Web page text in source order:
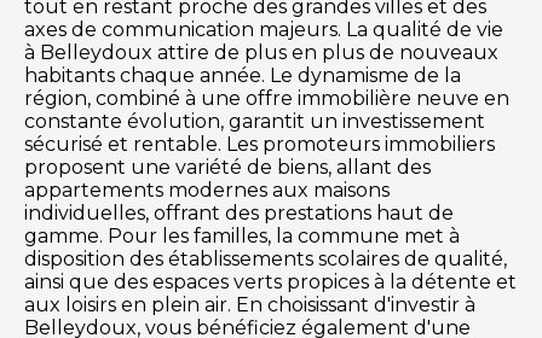
tout en restant proche des grandes villes et des
axes de communication majeurs. La qualité de vie
à Belleydoux attire de plus en plus de nouveaux
habitants chaque année. Le dynamisme de la
région, combiné à une offre immobilière neuve en
constante évolution, garantit un investissement
sécurisé et rentable. Les promoteurs immobiliers
proposent une variété de biens, allant des
appartements modernes aux maisons
individuelles, offrant des prestations haut de
gamme. Pour les familles, la commune met à
disposition des établissements scolaires de qualité,
ainsi que des espaces verts propices à la détente et
aux loisirs en plein air. En choisissant d'investir à
Belleydoux, vous bénéficiez également d'une